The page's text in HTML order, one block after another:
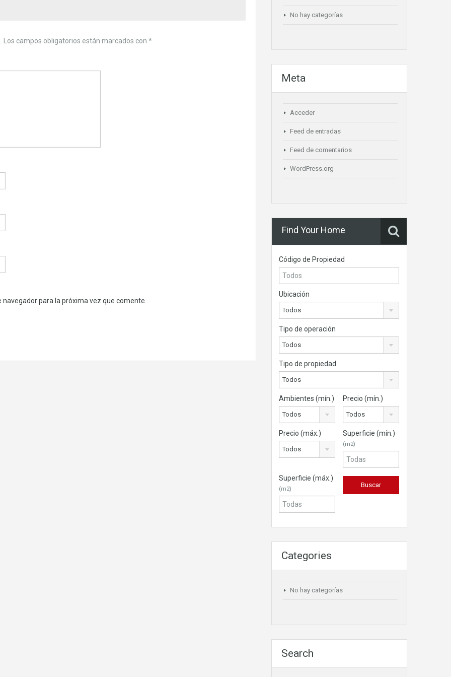
Los campos obligatorios están marcados con *
para la próxima vez que comente.
No hay categorías
Meta
Acceder
Feed de entradas
Feed de comentarios
WordPress.org
Find Your Home
Código de Propiedad
Ubicación
Todos
Tipo de operación
Todos
Tipo de propiedad
Todos
Ambientes (mín.)
Todos
Precio (mín.)
Todos
Precio (máx.)
Todos
Superficie (mín.)
(m2)
Superficie (máx.)
(m2)
Categories
No hay categorías
Search